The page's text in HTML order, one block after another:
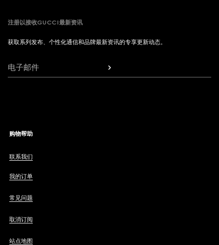
注册以接收GUCCI最新资讯
获取系列发布、个性化通信和品牌最新资讯的专享更新动态。
电子邮件
购物帮助
联系我们
我的订单
常见问题
取消订阅
站点地图